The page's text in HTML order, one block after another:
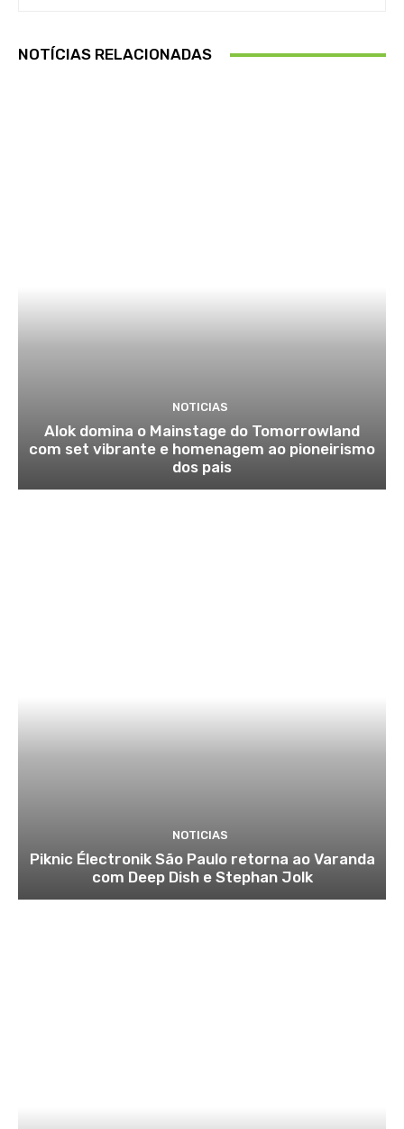
NOTÍCIAS RELACIONADAS
NOTICIAS
Alok domina o Mainstage do Tomorrowland
com set vibrante e homenagem ao pioneirismo
dos pais
NOTICIAS
Piknic Électronik São Paulo retorna ao Varanda
com Deep Dish e Stephan Jolk